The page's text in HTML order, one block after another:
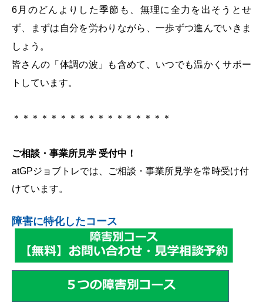
6月のどんよりした季節も、無理に全力を出そうとせ
ず、まずは自分を労わりながら、一歩ずつ進んでいきま
しょう。
皆さんの「体調の波」も含めて、いつでも温かくサポー
トしています。
＊＊＊＊＊＊＊＊＊＊＊＊＊＊＊＊＊
ご相談・事業所見学 受付中！
atGPジョブトレでは、ご相談・事業所見学を常時受け付
けています。
障害に特化したコース